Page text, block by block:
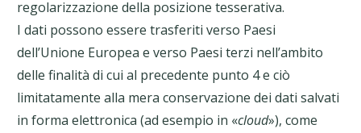
regolarizzazione della posizione tesserativa.
I dati possono essere trasferiti verso Paesi
dell’Unione Europea e verso Paesi terzi nell’ambito
delle finalità di cui al precedente punto 4 e ciò
limitatamente alla mera conservazione dei dati salvati
in forma elettronica (ad esempio in «cloud»), come